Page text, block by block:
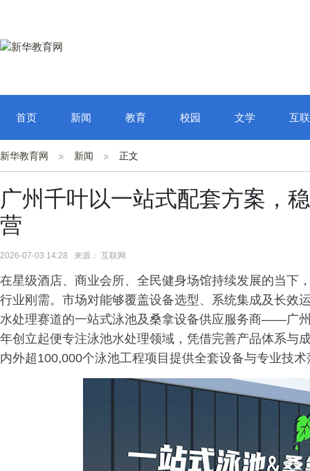
首页 新闻 教育 校园 文学 互
新华教育网 新闻 正文
广州千叶以一站式配套方案，
营
2026-07-03 14:28 来源： 互联网
在星级酒店、商业会所、全民健身场馆持续发展的当下
行业刚需。市场对能够覆盖设备选型、系统集成及长效
水处理赛道的一站式泳池及桑拿设备供应服务商——广
年创立起便专注泳池水处理领域，凭借完善产品体系与
内外超100,000个泳池工程项目提供全套设备与专业技